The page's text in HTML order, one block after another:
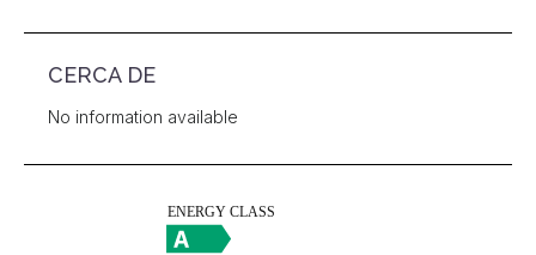
CERCA DE
No information available